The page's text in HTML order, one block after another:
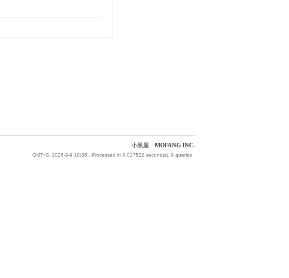
小黑屋 MOFANG INC.
GMT+8, 2026-8-9 18:35 , Processed in 0.017522 second(s), 9 queries .